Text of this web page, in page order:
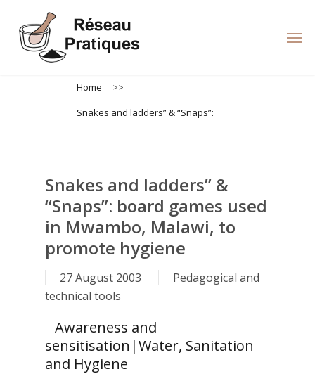
main
Home
>>
Snakes and ladders” & “Snaps”:
Snakes and ladders” &
“Snaps”: board games used
in Mwambo, Malawi, to
promote hygiene
27 August 2003
Pedagogical and
technical tools
Awareness and
sensitisation |Water, Sanitation
and Hygiene